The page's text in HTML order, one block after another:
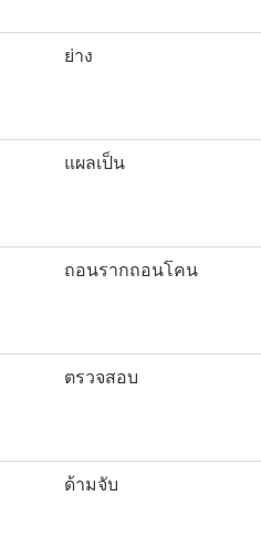
ย่าง
แผลเป็น
ถอนรากถอนโคน
ตรวจสอบ
ด้ามจับ